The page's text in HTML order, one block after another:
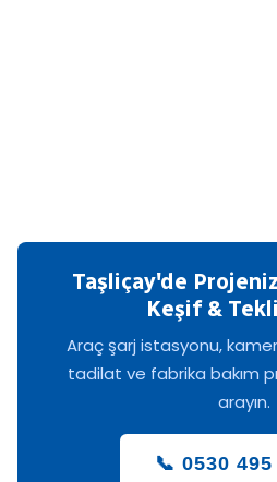
Taşliçay'de
Keşif &
Araç şarj istasyonu,
tadilat ve fabrika bakım
arayın.
📞 0530